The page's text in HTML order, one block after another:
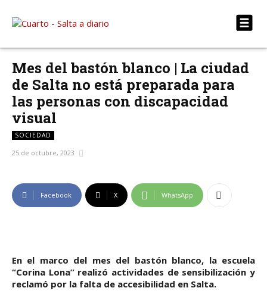
Mes del bastón blanco | La ciudad
de Salta no está preparada para
las personas con discapacidad
visual
SOCIEDAD
25 de octubre, 2023
Facebook X WhatsApp
En el marco del mes del bastón blanco, la escuela
“Corina Lona” realizó actividades de sensibilización y
reclamó por la falta de accesibilidad en Salta.